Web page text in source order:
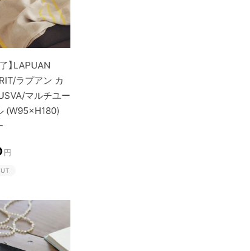
】LAPUAN
ラプアン カ
マルチユー
(W95×H180)
円